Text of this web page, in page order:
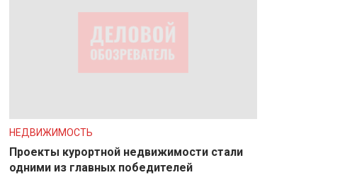
НЕДВИЖИМОСТЬ
Проекты курортной недвижимости стали
одними из главных победителей